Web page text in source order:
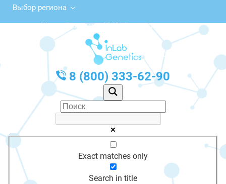
Выбор региона
Молодёжная ул., 10, Олёкминск
с 10:00 до 20:00
График работы: Пн-Пт с 10:00 до 20:00
8 (800) 333-62-90
Exact matches only
Search in title